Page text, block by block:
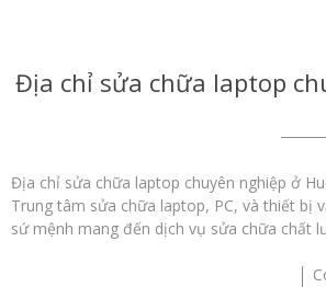
Địa chỉ sửa chữa laptop
Địa chỉ sửa chữa laptop chuyên nghiệp ở
Trung tâm sửa chữa laptop, PC, và thiết bị
sứ mệnh mang đến dịch vụ sửa chữa chất